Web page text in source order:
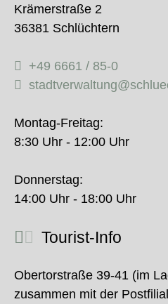
Krämerstraße 2
36381 Schlüchtern
+49 6661 / 85-0
Montag-Freitag:
8:30 Uhr - 12:00 Uhr
Donnerstag:
14:00 Uhr - 18:00 Uhr
Tourist-Info
Obertorstraße 39-41 (im
zusammen mit der